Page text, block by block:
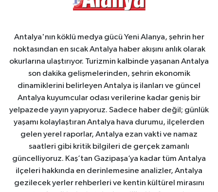
Antalya'nın köklü medya gücü Yeni Alanya, şehrin her
noktasından en sıcak Antalya haber akışını anlık olarak
okurlarına ulaştırıyor. Turizmin kalbinde yaşanan Antalya
son dakika gelişmelerinden, şehrin ekonomik
dinamiklerini belirleyen Antalya iş ilanları ve güncel
Antalya kuyumcular odası verilerine kadar geniş bir
yelpazede yayın yapıyoruz. Sadece haber değil; günlük
yaşamı kolaylaştıran Antalya hava durumu, ilçelerden
gelen yerel raporlar, Antalya ezan vakti ve namaz
saatleri gibi kritik bilgileri de gerçek zamanlı
güncelliyoruz. Kaş’tan Gazipaşa’ya kadar tüm Antalya
ilçeleri hakkında en derinlemesine analizler, Antalya
gezilecek yerler rehberleri ve kentin kültürel mirasını